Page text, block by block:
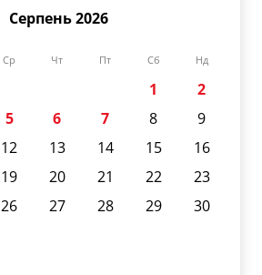
Серпень 2026
Ср Чт Пт Сб Нд
1
2
5 6 7 8
9
12 13 14 15
16
19 20 21 22
23
26 27 28 29
30